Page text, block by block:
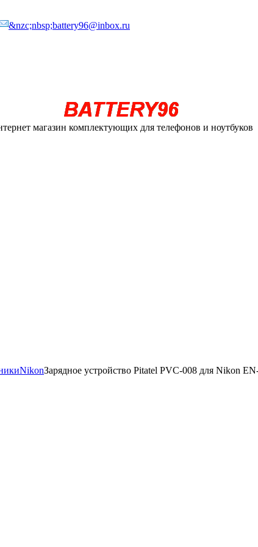
&nzc;nbsp;battery96@inbox.ru
магазин комплектующих для телефонов и ноутбуков
NikonЗарядное устройство Pitatel PVC-008 для Nikon